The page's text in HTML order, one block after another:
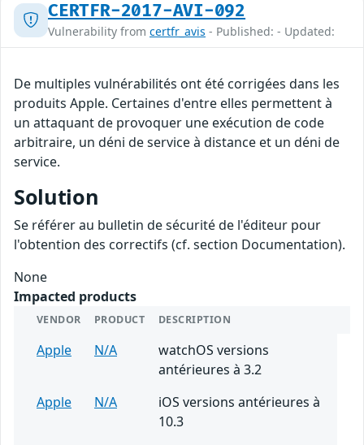
CERTFR-2017-AVI-092
Vulnerability from certfr_avis - Published: - Updated:
De multiples vulnérabilités ont été corrigées dans les
produits Apple. Certaines d'entre elles permettent à
un attaquant de provoquer une exécution de code
arbitraire, un déni de service à distance et un déni de
service.
Solution
Se référer au bulletin de sécurité de l'éditeur pour
l'obtention des correctifs (cf. section Documentation).
None
Impacted products
VENDOR PRODUCT DESCRIPTION
Apple N/A
watchOS versions
antérieures à 3.2
Apple
N/A
iOS versions antérieures à
10.3